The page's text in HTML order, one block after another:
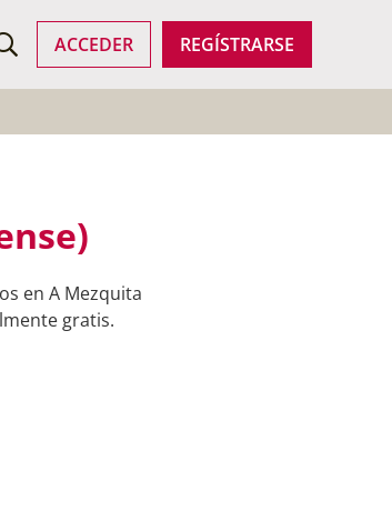
ACCEDER REGÍSTRARSE
en A Mezquita
gratis.